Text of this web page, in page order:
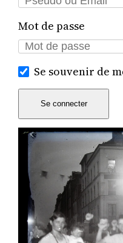
Mot de passe
Se souvenir de